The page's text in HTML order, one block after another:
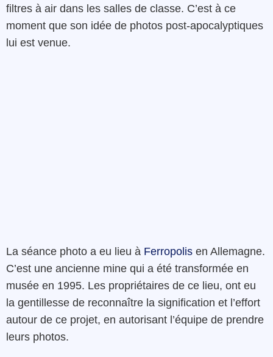
filtres à air dans les salles de classe. C’est à ce
moment que son idée de photos post-apocalyptiques
lui est venue.
La séance photo a eu lieu à Ferropolis en Allemagne.
C’est une ancienne mine qui a été transformée en
musée en 1995. Les propriétaires de ce lieu, ont eu
la gentillesse de reconnaître la signification et l’effort
autour de ce projet, en autorisant l’équipe de prendre
leurs photos.